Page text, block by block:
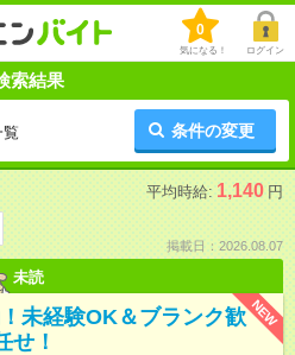
0
気になる！ ログイン
索結果
条件の変更
平均時給: 1,140 円
掲載日：2026.08.07
未読
NEW
未経験OK＆ブランク歓
せ！